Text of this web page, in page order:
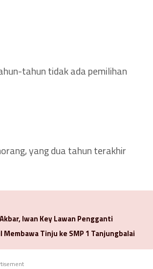
tahun tidak ada pemilihan
yang dua tahun terakhir
Iwan Key Lawan Pengganti
Tinju ke SMP 1 Tanjungbalai